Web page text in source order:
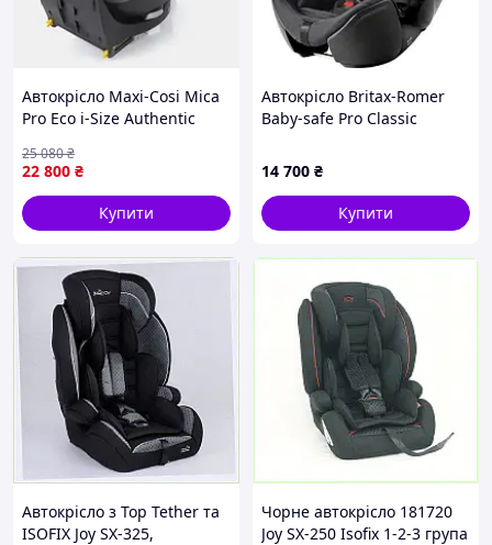
Автокрісло Maxi-Cosi Mica
Pro Eco i-Size Authentic
|neper-8515|
22 800 ₴
25 080₴
Купити
Автокрісло Britax-Romer
Baby-safe Pro Classic
14 700 ₴
Купити
Автокрісло з Top Tether та
ISOFIX Joy SX-325,
Чорне автокрісло 181720
Joy SX-250 Isofix 1-2-3 група